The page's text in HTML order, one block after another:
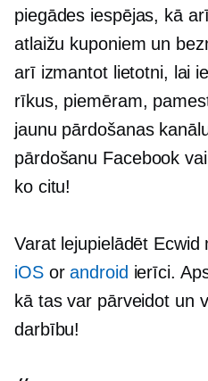
piegādes iespējas, kā
atlaižu kuponiem un
arī izmantot lietotni, lai
rīkus, piemēram,
jaunu pārdošanas
pārdošanu Facebook
ko citu!
Varat lejupielādēt Ecwid
iOSorandroid ierīci.
kā tas var pārveidot un
darbību!